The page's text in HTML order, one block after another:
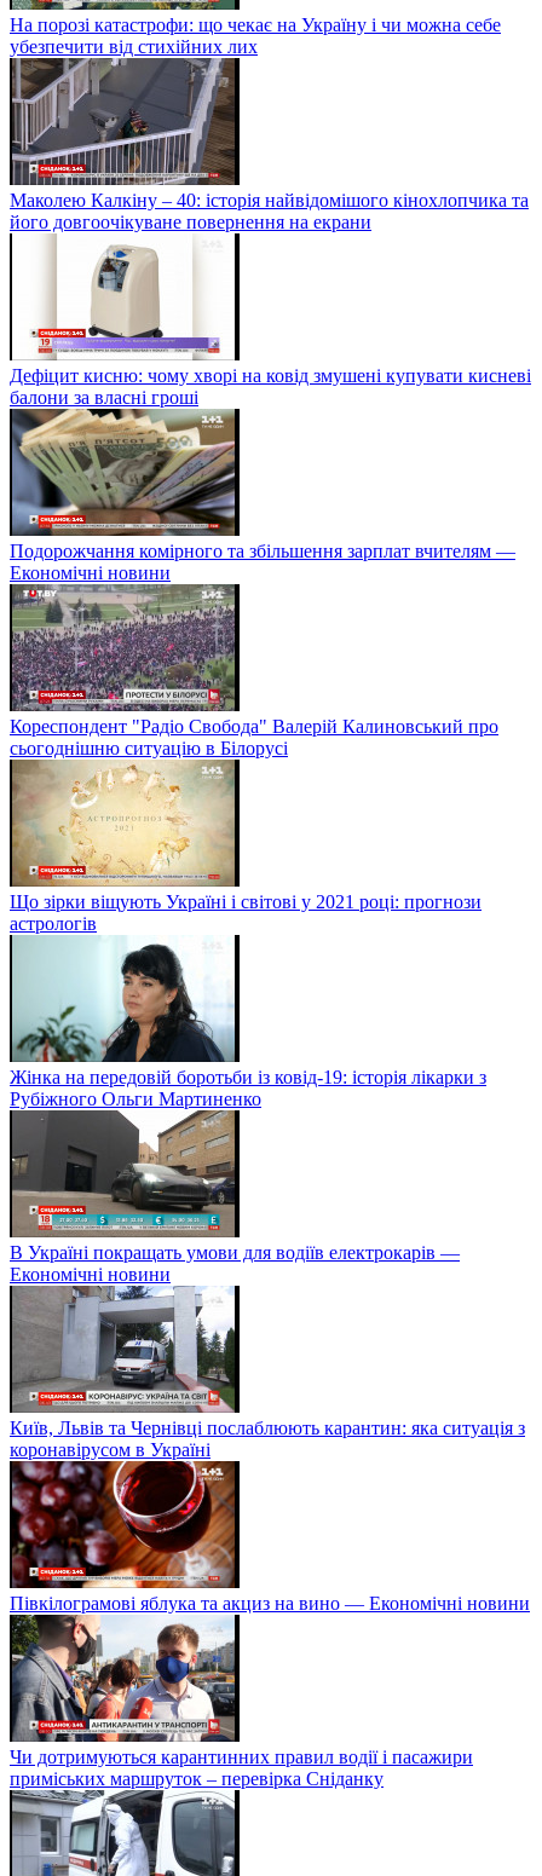
На порозі катастрофи: що чекає на Україну і чи можна себе
убезпечити від стихійних лих
Маколею Калкіну – 40: історія найвідомішого кінохлопчика та
його довгоочікуване повернення на екрани
Дефіцит кисню: чому хворі на ковід змушені купувати кисневі
балони за власні гроші
Подорожчання комірного та збільшення зарплат вчителям —
Економічні новини
Кореспондент "Радіо Свобода" Валерій Калиновський про
сьогоднішню ситуацію в Білорусі
Що зірки віщують Україні і світові у 2021 році: прогнози
астрологів
Жінка на передовій боротьби із ковід-19: історія лікарки з
Рубіжного Ольги Мартиненко
В Україні покращать умови для водіїв електрокарів —
Економічні новини
Київ, Львів та Чернівці послаблюють карантин: яка ситуація з
коронавірусом в Україні
Півкілограмові яблука та акциз на вино — Економічні новини
Чи дотримуються карантинних правил водії і пасажири
приміських маршруток – перевірка Сніданку